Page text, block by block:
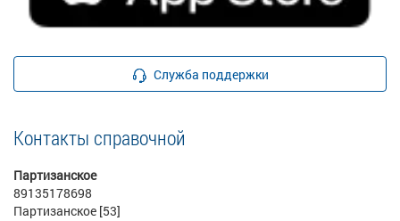
Служба поддержки
Контакты справочной
Партизанское
89135178698
Партизанское [53]